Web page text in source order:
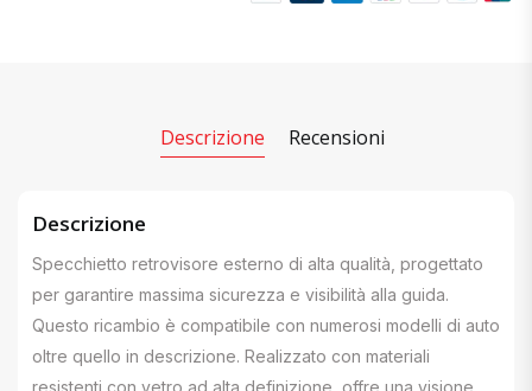
Descrizione Recensioni
Descrizione
Specchietto retrovisore esterno di alta qualità, progettato
per garantire massima sicurezza e visibilità alla guida.
Questo ricambio è compatibile con numerosi modelli di auto
oltre quello in descrizione. Realizzato con materiali
resistenti con vetro ad alta definizione, offre una visione